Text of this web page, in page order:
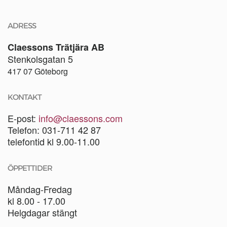
ADRESS
Claessons Trätjära AB
Stenkolsgatan 5
417 07 Göteborg
KONTAKT
E-post: info@claessons.com
Telefon: 031-711 42 87
telefontid kl 9.00-11.00
ÖPPETTIDER
Måndag-Fredag
kl 8.00 - 17.00
Helgdagar stängt